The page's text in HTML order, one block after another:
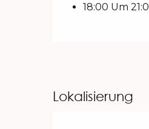
18:00 Um
Lokalisierung